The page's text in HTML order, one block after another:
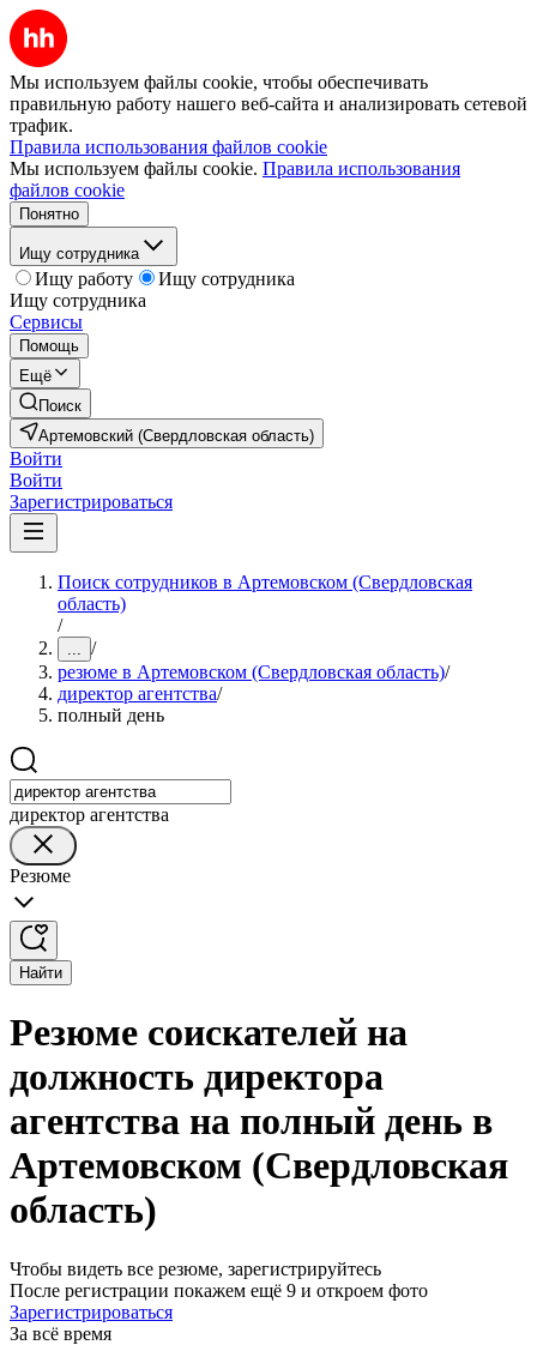
Мы используем файлы cookie, чтобы обеспечивать
правильную работу нашего веб-сайта и анализировать сетевой
трафик.
Правила использования файлов cookie
Мы используем файлы cookie. Правила использования
файлов cookie
Понятно
Ищу сотрудника
Ищу работу
Ищу сотрудника
Ищу сотрудника
Сервисы
Помощь
Ещё
Поиск
Артемовский (Свердловская область)
Войти
Войти
Зарегистрироваться
Поиск сотрудников в Артемовском (Свердловская
область)
/
... /
резюме в Артемовском (Свердловская область)/
директор агентства/
полный день
директор агентства
Резюме
Найти
Резюме соискателей на
должность директора
агентства на полный день в
Артемовском (Свердловская
область)
Чтобы видеть все резюме, зарегистрируйтесь
После регистрации покажем ещё 9 и откроем фото
Зарегистрироваться
За всё время